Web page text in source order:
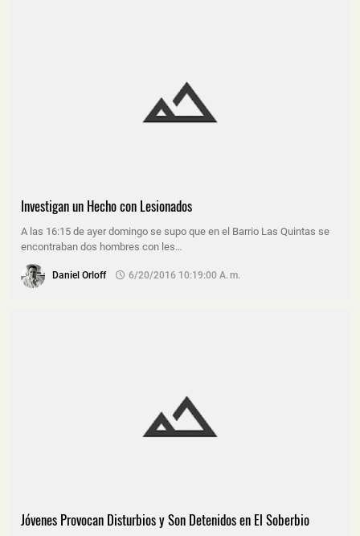
Investigan un Hecho con Lesionados
A las 16:15 de ayer domingo se supo que en el Barrio Las Quintas se
encontraban dos hombres con les…
Daniel Orloff 6/20/2016 10:19:00 A. M.
Jóvenes Provocan Disturbios y Son Detenidos en El Soberbio